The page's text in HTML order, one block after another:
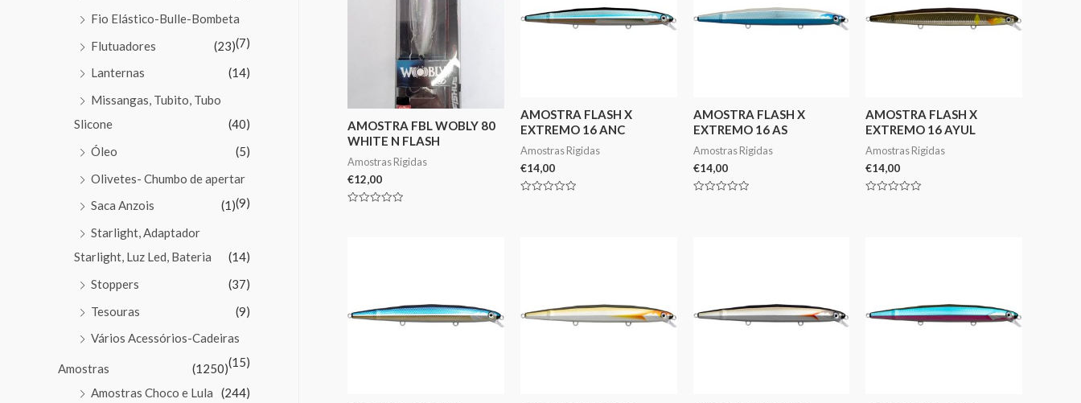
Fio Elástico-Bulle-Bombeta
(7)
Flutuadores
(23)
Lanternas
(14)
Missangas, Tubito, Tubo
Slicone
(40)
Óleo
(5)
Olivetes- Chumbo de apertar
(9)
Saca Anzois
(1)
Starlight, Adaptador
Starlight, Luz Led, Bateria
(14)
Stoppers
(37)
Tesouras
(9)
Vários Acessórios-Cadeiras
(15)
Amostras
(1250)
Amostras Choco e Lula
(244)
AMOSTRA FBL WOBLY 80
WHITE N FLASH
Amostras Rigidas
€12,00
AMOSTRA FLASH X
EXTREMO 16 ANC
Amostras Rigidas
€14,00
AMOSTRA FLASH X
EXTREMO 16 AS
Amostras Rigidas
€14,00
AMOSTRA FLASH X
EXTREMO 16 AYUL
Amostras Rigidas
€14,00